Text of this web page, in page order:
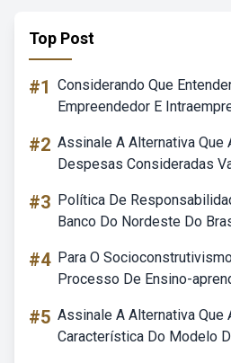
Top Post
#1 Considerando Que
Empreendedor E
#2 Assinale A Alternativa Que
Despesas Consideradas
#3 Política De
Banco Do Nordeste Do
#4 Para O
Processo De Ensino-
#5 Assinale A Alternativa Que
Característica Do Modelo